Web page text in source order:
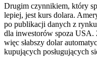
Drugim czynnikiem, który
lepiej, jest kurs dolara.
po publikacji danych z rynku
dla inwestorów spoza USA.
więc słabszy dolar
kupujących posługujących